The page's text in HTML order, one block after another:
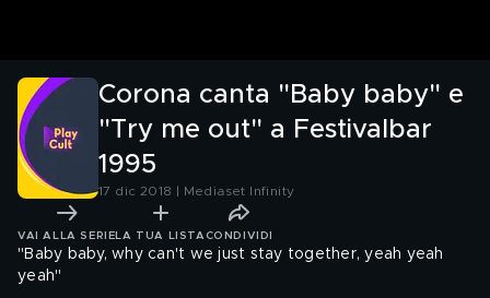
Corona canta "Baby baby" e
"Try me out" a Festivalbar
1995
17 dic 2018 | Mediaset Infinity
VAI ALLA SERIE LA TUA LISTA CONDIVIDI
"Baby baby, why can't we just stay together, yeah yeah
yeah"